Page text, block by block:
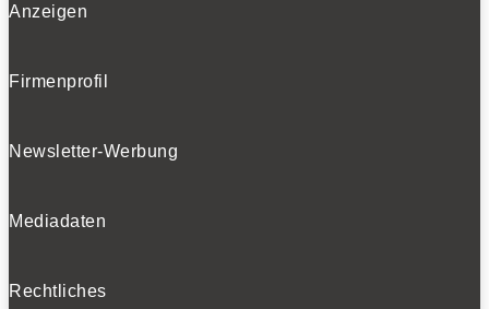
Anzeigen
Firmenprofil
Newsletter-Werbung
Mediadaten
Rechtliches